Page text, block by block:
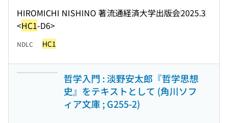
HIROMICHI NISHINO 著流通経済大学出版会2025.3
<HC1-D6>
NDLC HC1
哲学入門 : 淡野安太郎『哲学思想
史』をテキストとして (角川ソフ
ィア文庫 ; G255-2)